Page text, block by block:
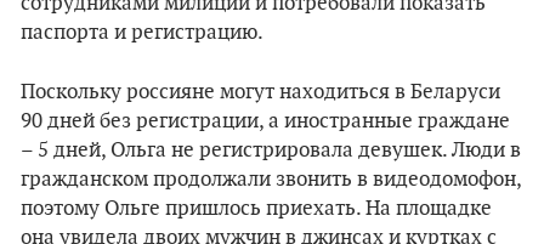
паспорта и регистрацию.
Поскольку россияне могут находиться в Беларуси
90 дней без регистрации, а иностранные граждане
– 5 дней, Ольга не регистрировала девушек. Люди в
гражданском продолжали звонить в видеодомофон,
поэтому Ольге пришлось приехать. На площадке
она увидела двоих мужчин в джинсах и куртках с